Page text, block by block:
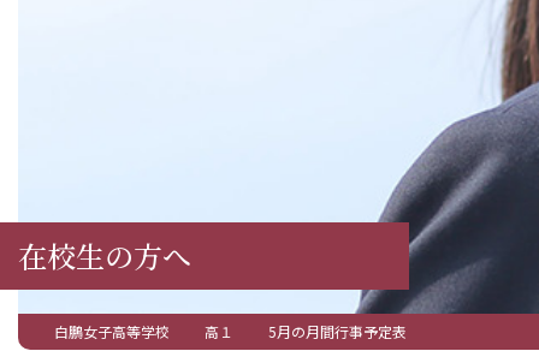
在校生の方へ
白鵬女子高等学校 高１ 5月の月間行事予定表